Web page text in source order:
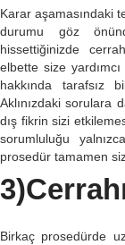
Karar aşamasındaki
durumu göz
hissettiğinizde
elbette size
hakkında tarafsız
Aklınızdaki sorulara
dış fikrin sizi
sorumluluğu
prosedür tamamen
Birkaç prosedürde